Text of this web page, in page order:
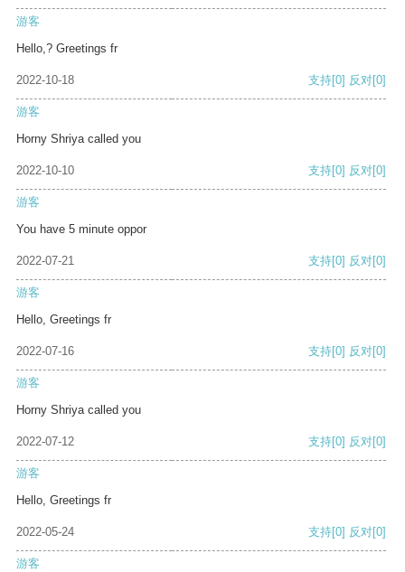
游客
Hello,? Greetings fr
2022-10-18 支持[0] 反对[0]
游客
Horny Shriya called you
2022-10-10 支持[0] 反对[0]
游客
You have 5 minute oppor
2022-07-21 支持[0] 反对[0]
游客
Hello, Greetings fr
2022-07-16 支持[0] 反对[0]
游客
Horny Shriya called you
2022-07-12 支持[0] 反对[0]
游客
Hello, Greetings fr
2022-05-24 支持[0] 反对[0]
游客